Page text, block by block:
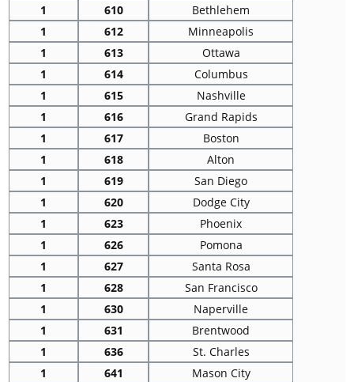
1
610
Bethlehem
1
612
Minneapolis
1
613
Ottawa
1
614
Columbus
1
615
Nashville
1
616
Grand Rapids
1
617
Boston
1
618
Alton
1
619
San Diego
1
620
Dodge City
1
623
Phoenix
1
626
Pomona
1
627
Santa Rosa
1
628
San Francisco
1
630
Naperville
1
631
Brentwood
1
636
St. Charles
1
641
Mason City